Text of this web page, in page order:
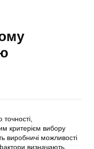
критерієм вибору
виробничі можливості
визначають,